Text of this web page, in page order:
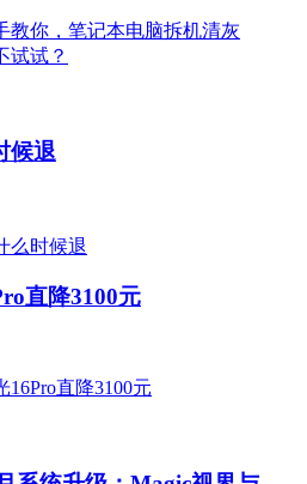
候退
直降3100元